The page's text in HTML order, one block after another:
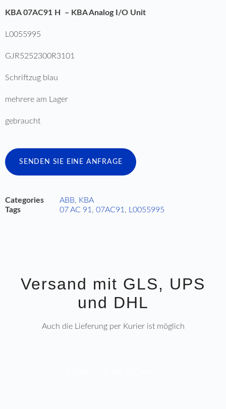
KBA 07AC91 H – KBA Analog I/O Unit
L0055995
GJR5252300R3101
Schriftzug blau
mehrere am Lager
gebraucht
SENDEN SIE EINE ANFRAGE
Categories ABB, KBA
Tags
07 AC 91 , 07AC91 , L0055995
Versand mit GLS, UPS
und DHL
Auch die Lieferung per Kurier ist möglich